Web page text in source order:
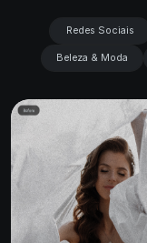
Redes Sociais
Beleza & Moda